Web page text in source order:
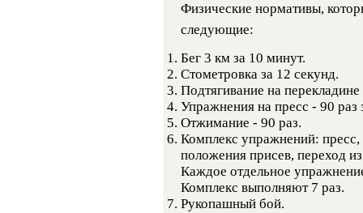
Физические нормативы,
следующие:
Бег 3 км за 10 минут.
Стометровка за 12 секунд.
Подтягивание на перекладине
Упражнения на пресс - 90 раз
Отжимание - 90 раз.
Комплекс упражнений:
положения присев, переход
Каждое отдельное
Комплекс выполняют 7 раз.
Рукопашный бой.